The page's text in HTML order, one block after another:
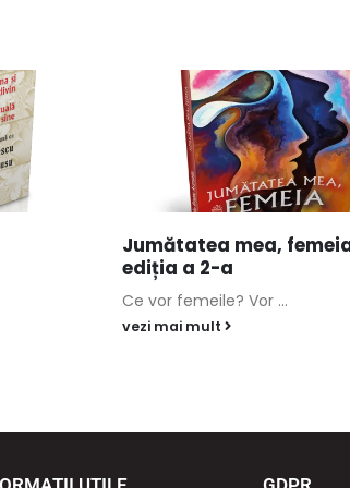
Jumătatea mea,
ediția a 2-a
Ce vor femeile? Vor ...
vezi mai mult